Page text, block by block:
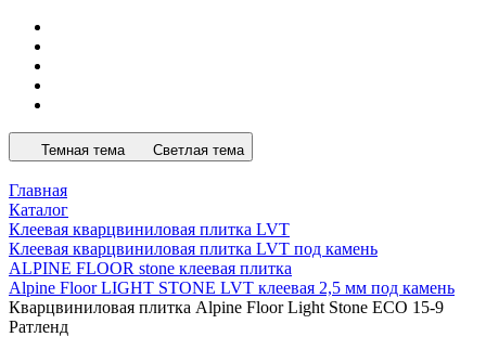
Темная тема Светлая тема
Главная
Каталог
Клеевая кварцвиниловая плитка LVT
Клеевая кварцвиниловая плитка LVT под камень
ALPINE FLOOR stone клеевая плитка
Alpine Floor LIGHT STONE LVT клеевая 2,5 мм под камень
Кварцвиниловая плитка Alpine Floor Light Stone ECO 15-9
Ратленд